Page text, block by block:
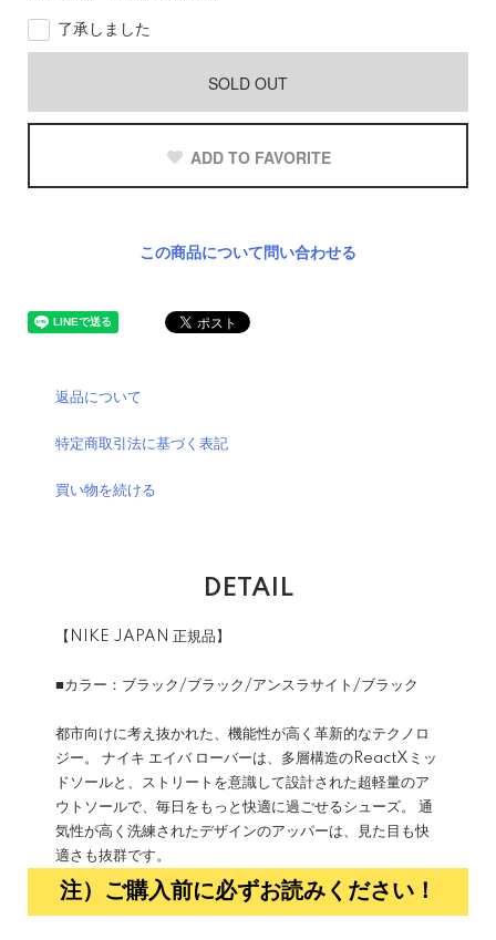
了承しました
SOLD OUT
ADD TO FAVORITE
この商品について問い合わせる
返品について
特定商取引法に基づく表記
買い物を続ける
DETAIL
【NIKE JAPAN 正規品】
■カラー：ブラック/ブラック/アンスラサイト/ブラック
都市向けに考え抜かれた、機能性が高く革新的なテクノロ
ジー。 ナイキ エイバ ローバーは、多層構造のReactXミッ
ドソールと、ストリートを意識して設計された超軽量のア
ウトソールで、毎日をもっと快適に過ごせるシューズ。 通
気性が高く洗練されたデザインのアッパーは、見た目も快
適さも抜群です。
注）ご購入前に必ずお読みください！